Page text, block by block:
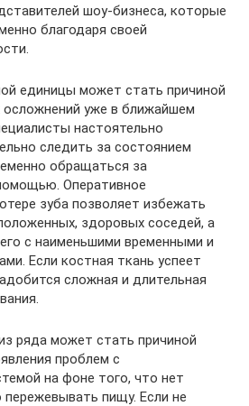
шоу-бизнеса, которые
благодаря своей
единицы может стать причиной
осложнений уже в ближайшем
настоятельно
следить за состоянием
обращаться за
Оперативное
зуба позволяет избежать
здоровых соседей, а
с наименьшими временными и
Если костная ткань успеет
сложная и длительная
ряда может стать причиной
проблем с
на фоне того, что нет
пищу. Если не